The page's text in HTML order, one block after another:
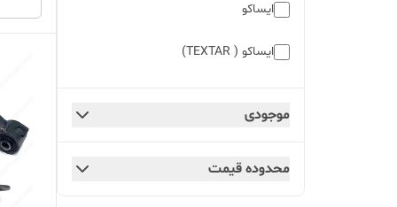
ایساکو
ایساکو ( TEXTAR)
والئو ( VALEO )
موجودی
محدوده قیمت